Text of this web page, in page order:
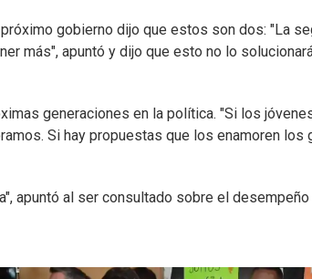
gobierno dijo que estos son dos: "La
más", apuntó y dijo que esto no lo
generaciones en la política. "Si los
Si hay propuestas que los enamoren los
apuntó al ser consultado sobre el